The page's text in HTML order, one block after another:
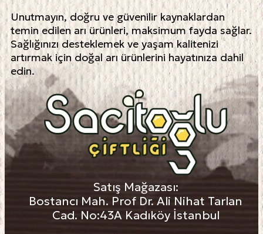
Unutmayın, doğru ve güvenilir kaynaklardan
temin edilen arı ürünleri, maksimum fayda sağlar.
Sağlığınızı desteklemek ve yaşam kalitenizi
artırmak için doğal arı ürünlerini hayatınıza dahil
edin.
Satış Mağazası:
Bostancı Mah. Prof Dr. Ali Nihat Tarlan
Cad. No:43A Kadıköy İstanbul